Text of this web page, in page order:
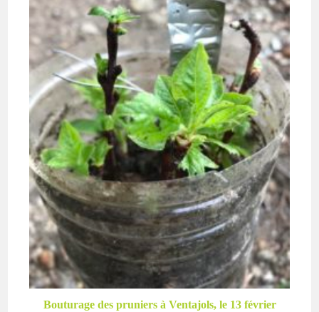
Bouturage des pruniers à Ventajols, le 13 février